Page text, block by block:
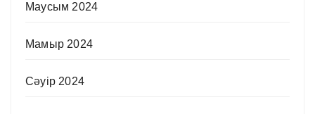
Маусым 2024
Мамыр 2024
Сәуір 2024